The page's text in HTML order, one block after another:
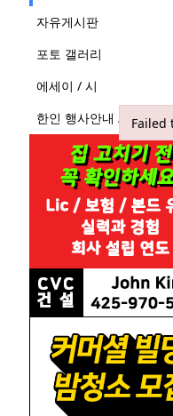
자유게시판
포토 갤러리
에세이 / 시
한인 행사안내 / 소식
Failed